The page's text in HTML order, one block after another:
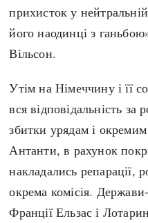
прихисток у
його наодинці з
Вільсон.
Утім на Німеччину і її
вся відповідальність за
збитки урядам і
Антанти, в рахунок
накладались репарації,
окрема комісія.
Франції Ельзас і